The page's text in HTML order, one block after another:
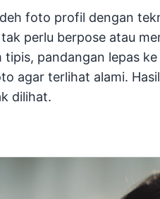
foto profil dengan
perlu berpose atau
tipis, pandangan lepas
agar terlihat alami.
dilihat.